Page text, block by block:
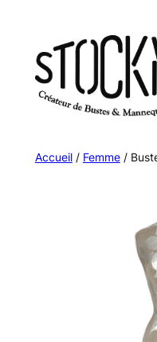
contenu
Accueil/ Femme/